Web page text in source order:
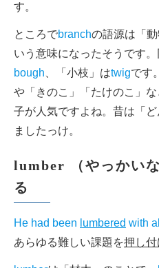
す。
ところでbranchの語源は「
いう意味になったそうです
bough 、「小枝」はtwigです
や「きのこ」「たけのこ」
子が人気ですよね。昔は「
ましたっけ。
lumber （やっかい
る
He had been lumbered with
あらゆる難しい課題を押し